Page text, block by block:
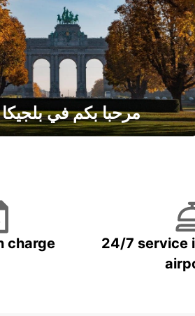
مرحبا بكم في بلجيكا
charge
24/7 service